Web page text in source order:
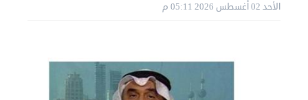
الأحد 02 أغسطس 2026 05:11 م